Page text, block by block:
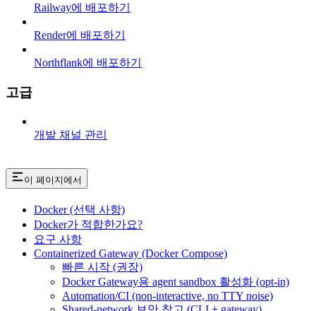
Railway에 배포하기
Render에 배포하기
Northflank에 배포하기
고급
개발 채널 관리
이 페이지에서
Docker (선택 사항)
Docker가 적합한가요?
요구 사항
Containerized Gateway (Docker Compose)
빠른 시작 (권장)
Docker Gateway용 agent sandbox 활성화 (opt-in)
Automation/CI (non-interactive, no TTY noise)